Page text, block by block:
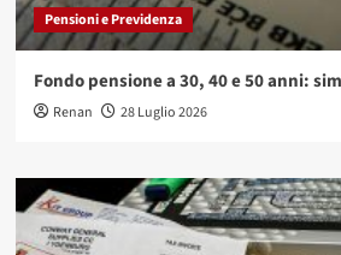
Pensioni e Previdenza
Fondo pensione a 30, 40 e 50 anni:
Renan 28 Luglio 2026